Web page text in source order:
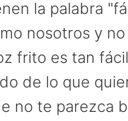
la palabra
nosotros y
frito es tan
de lo que
no te parezca